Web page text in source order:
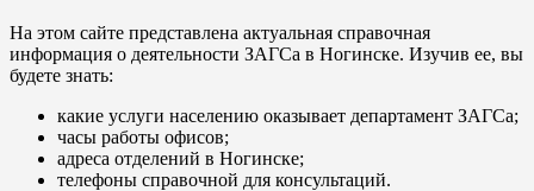
На этом сайте представлена актуальная справочная
информация о деятельности ЗАГСа в Ногинске. Изучив ее, вы
будете знать:
какие услуги населению оказывает департамент ЗАГСа;
часы работы офисов;
адреса отделений в Ногинске;
телефоны справочной для консультаций.